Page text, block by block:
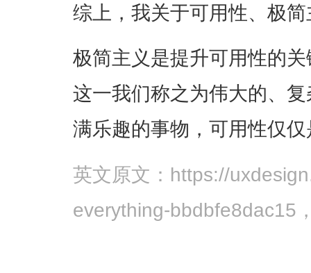
综上，我关于可用性、极
极简主义是提升可用性的
这一我们称之为伟大的、
满乐趣的事物，可用性仅
英文原文：https://
everything-bbdbfe8dac15